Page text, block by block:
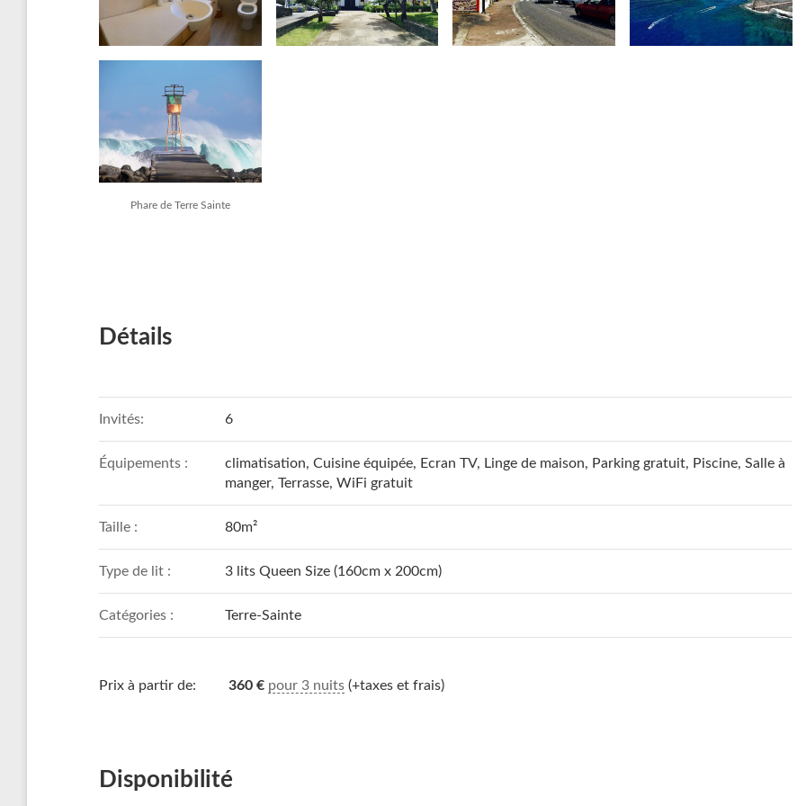
Phare de Terre Sainte
Détails
Invités: 6
Équipements : climatisation, Cuisine équipée, Ecran TV, Linge de maison, Parking gratuit, Piscine, Salle à
manger, Terrasse, WiFi gratuit
Taille : 80m²
Type de lit : 3 lits Queen Size (160cm x 200cm)
Catégories : Terre-Sainte
Prix à partir de: 360 € pour 3 nuits (+taxes et frais)
Disponibilité